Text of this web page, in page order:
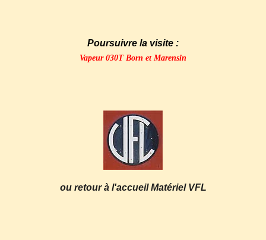
Poursuivre la visite :
Vapeur 030T Born et Marensin
ou retour à l'accueil Matériel VFL